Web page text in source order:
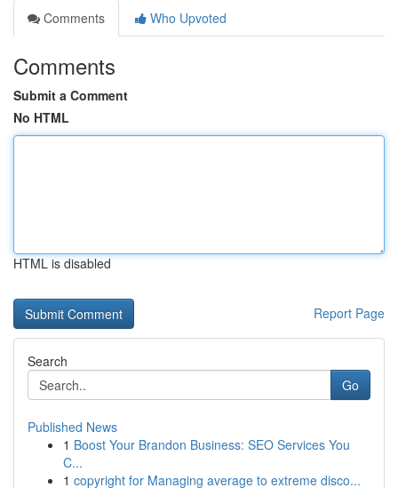
Comments
Who Upvoted
Comments
Submit a Comment
No HTML
HTML is disabled
Report Page
Search
Go
Published News
1 Boost Your Brandon Business: SEO Services You
C...
1 copyright for Managing average to extreme disco...